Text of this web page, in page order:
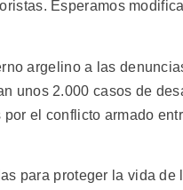
Esperamos
argelino a las
unos 2.000 casos de
el conflicto armado
para proteger la vida de